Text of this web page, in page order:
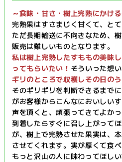
～食味・甘さ・樹上完熟にかけ
完熟果はすさまじく甘くて、と
ただ長期輸送に不向きなため、
販売は難しいものとなります。
私は樹上完熟したすももの美味
ってもらいたい！ そういった想い
ギリのところで収穫しその日の
そのギリギリを判断できるまで
がお客様からこんなにおいしい
声を頂くと、頑張ってきてよかっ
到着したらすぐに召し上がって
が、樹上で完熟させた果実は、
させてくれます。実が厚くて食
もっと沢山の人に味わってほしい